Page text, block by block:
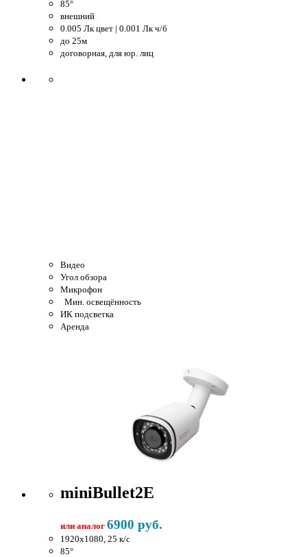
85°
внешний
0.005 Лк цвет | 0.001 Лк ч/б
до 25м
договорная, для юр. лиц
Видео
Угол обзора
Микрофон
Мин. освещённость
ИК подсветка
Аренда
miniBullet2E
или аналог 6900 руб.
1920x1080, 25 к/c
85°